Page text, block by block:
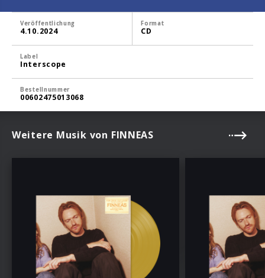
Veröffentlichung
4.10.2024
Format
CD
Label
Interscope
Bestellnummer
00602475013068
Weitere Musik von FINNEAS